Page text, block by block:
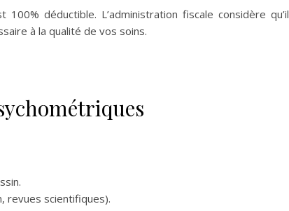
déductible. L’administration fiscale considère qu’il
à la qualité de vos soins.
revues scientifiques).